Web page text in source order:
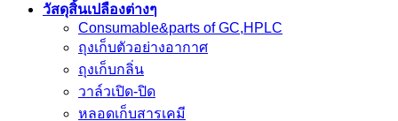
วัสดุสิ้นเปลืองต่างๆ
Consumable&parts of GC,HPLC
ถุงเก็บตัวอย่างอากาศ
ถุงเก็บกลิ่น
วาล์วเปิด-ปิด
หลอดเก็บสารเคมี